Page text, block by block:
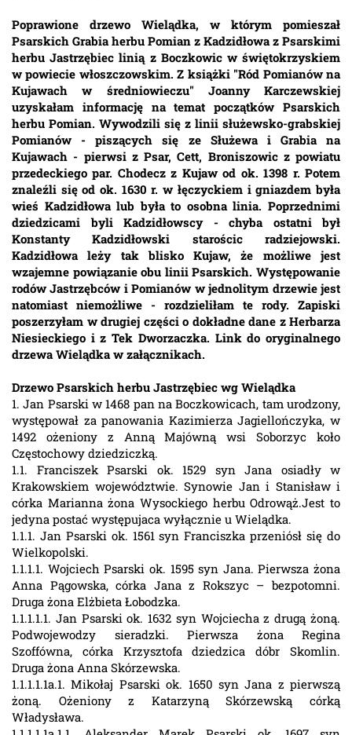
Poprawione drzewo Wielądka, w którym pomieszał
Psarskich Grabia herbu Pomian z Kadzidłowa z Psarskimi
herbu Jastrzębiec linią z Boczkowic w świętokrzyskiem
w powiecie włoszczowskim. Z książki "Ród Pomianów na
Kujawach w średniowieczu" Joanny Karczewskiej
uzyskałam informację na temat początków Psarskich
herbu Pomian. Wywodzili się z linii służewsko-grabskiej
Pomianów - piszących się ze Służewa i Grabia na
Kujawach - pierwsi z Psar, Cett, Broniszowic z powiatu
przedeckiego par. Chodecz z Kujaw od ok. 1398 r. Potem
znaleźli się od ok. 1630 r. w łęczyckiem i gniazdem była
wieś Kadzidłowa lub była to osobna linia. Poprzednimi
dziedzicami byli Kadzidłowscy - chyba ostatni był
Konstanty Kadzidłowski starościc radziejowski.
Kadzidłowa leży tak blisko Kujaw, że możliwe jest
wzajemne powiązanie obu linii Psarskich. Występowanie
rodów Jastrzębców i Pomianów w jednolitym drzewie jest
natomiast niemożliwe - rozdzieliłam te rody. Zapiski
poszerzyłam w drugiej części o dokładne dane z Herbarza
Niesieckiego i z Tek Dworzaczka. Link do oryginalnego
drzewa Wielądka w załącznikach.
Drzewo Psarskich herbu Jastrzębiec wg Wielądka
1. Jan Psarski w 1468 pan na Boczkowicach, tam urodzony,
występował za panowania Kazimierza Jagiellończyka, w
1492 ożeniony z Anną Majówną wsi Soborzyc koło
Częstochowy dziedziczką.
1.1. Franciszek Psarski ok. 1529 syn Jana osiadły w
Krakowskiem województwie. Synowie Jan i Stanisław i
córka Marianna żona Wysockiego herbu Odrowąż.Jest to
jedyna postać występujaca wyłącznie u Wielądka.
1.1.1. Jan Psarski ok. 1561 syn Franciszka przeniósł się do
Wielkopolski.
1.1.1.1. Wojciech Psarski ok. 1595 syn Jana. Pierwsza żona
Anna Pągowska, córka Jana z Rokszyc – bezpotomni.
Druga żona Elżbieta Łobodzka.
1.1.1.1.1. Jan Psarski ok. 1632 syn Wojciecha z drugą żoną.
Podwojewodzy sieradzki. Pierwsza żona Regina
Szoffówna, córka Krzysztofa dziedzica dóbr Skomlin.
Druga żona Anna Skórzewska.
1.1.1.1.1a.1. Mikołaj Psarski ok. 1650 syn Jana z pierwszą
żoną. Ożeniony z Katarzyną Skórzewską córką
Władysława.